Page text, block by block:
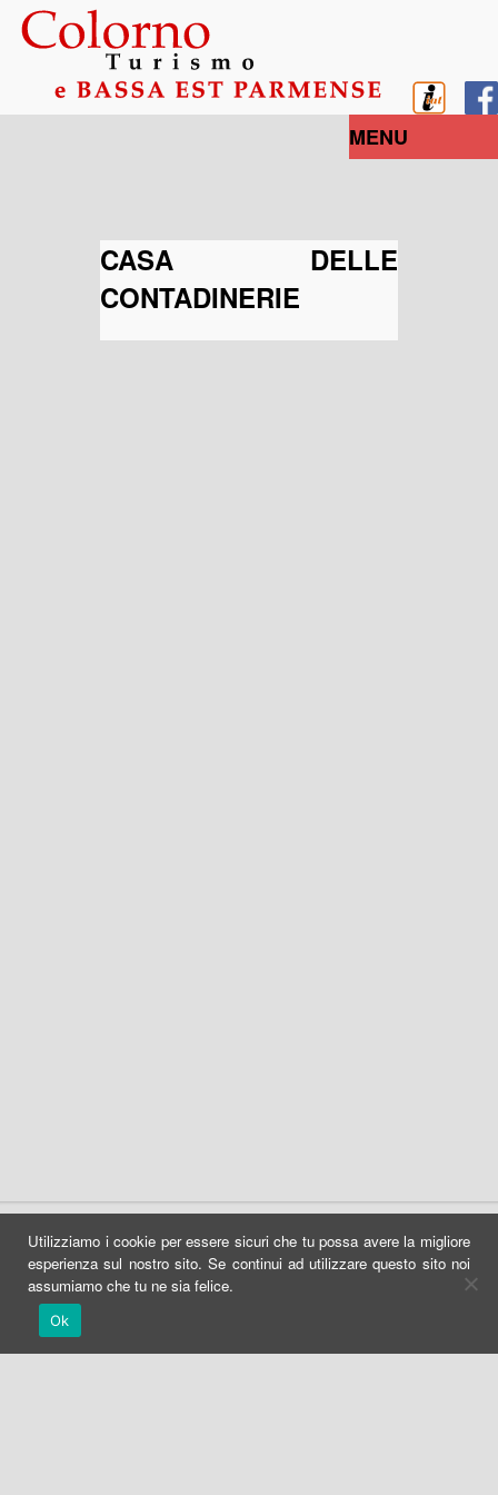
MENU
CASA DELLE
CONTADINERIE
Write to IAT
Newsletter
Utilizziamo i cookie per essere sicuri che tu possa avere la migliore
esperienza sul nostro sito. Se continui ad utilizzare questo sito noi
assumiamo che tu ne sia felice.
Ok